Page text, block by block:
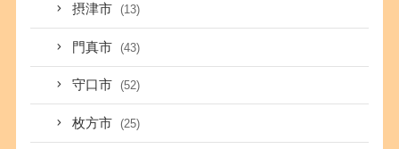
摂津市 (13)
門真市 (43)
守口市 (52)
枚方市 (25)